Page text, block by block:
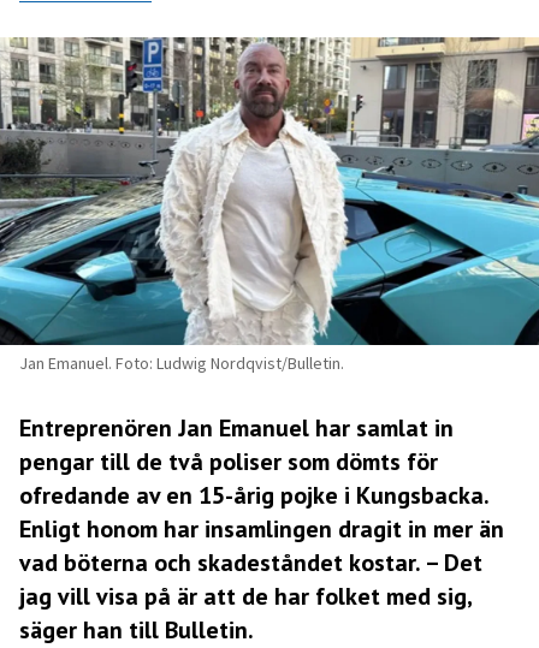
Jan Emanuel. Foto: Ludwig Nordqvist/Bulletin.
Entreprenören Jan Emanuel har samlat in
pengar till de två poliser som dömts för
ofredande av en 15-årig pojke i Kungsbacka.
Enligt honom har insamlingen dragit in mer än
vad böterna och skadeståndet kostar. – Det
jag vill visa på är att de har folket med sig,
säger han till Bulletin.